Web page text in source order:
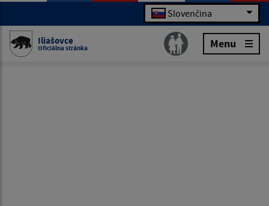
Slovenčina
Iliašovce
Oficiálna stránka Menu